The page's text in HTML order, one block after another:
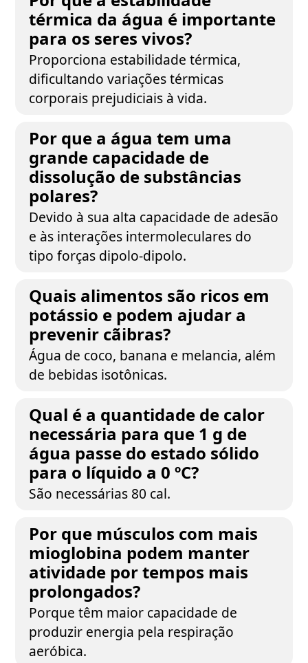
térmica da água é importante
para os seres vivos?
Proporciona estabilidade térmica,
dificultando variações térmicas
corporais prejudiciais à vida.
Por que a água tem uma
grande capacidade de
dissolução de substâncias
polares?
Devido à sua alta capacidade de adesão
e às interações intermoleculares do
tipo forças dipolo-dipolo.
Quais alimentos são ricos em
potássio e podem ajudar a
prevenir cãibras?
Água de coco, banana e melancia, além
de bebidas isotônicas.
Qual é a quantidade de calor
necessária para que 1 g de
água passe do estado sólido
para o líquido a 0 ºC?
São necessárias 80 cal.
Por que músculos com mais
mioglobina podem manter
atividade por tempos mais
prolongados?
Porque têm maior capacidade de
produzir energia pela respiração
aeróbica.